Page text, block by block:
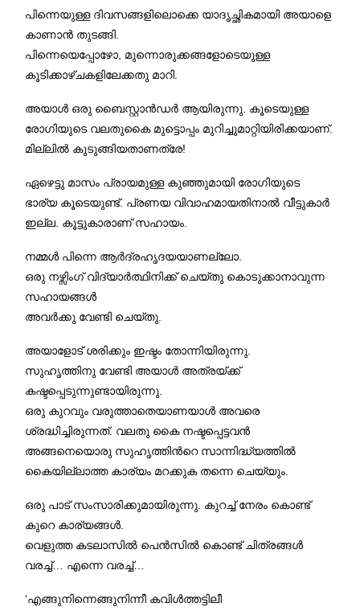
പിന്നെയുള്ള ദിവസങ്ങളിലൊക്കെ യാദൃച്ഛികമായി അയാളെ
കാണാൻ തുടങ്ങി.
പിന്നെയെപ്പോഴോ, മുന്നൊരുക്കങ്ങളോടെയുള്ള
കൂടിക്കാഴ്ചകളിലേക്കതു മാറി.
അയാൾ ഒരു ബൈസ്റ്റാൻഡർ ആയിരുന്നു. കൂടെയുള്ള
രോഗിയുടെ വലതുകൈ മുട്ടൊപ്പം മുറിച്ചുമാറ്റിയിരിക്കയാണ്.
മില്ലിൽ കുടുങ്ങിയതാണത്രേ!
ഏഴെട്ടു മാസം പ്രായമുള്ള കുഞ്ഞുമായി രോഗിയുടെ
ഭാര്യ കൂടെയുണ്ട്. പ്രണയ വിവാഹമായതിനാൽ വീട്ടുകാർ
ഇല്ല. കൂട്ടുകാരാണ് സഹായം.
നമ്മൾ പിന്നെ ആർദ്രഹൃദയയാണല്ലോ.
ഒരു നഴ്സിംഗ് വിദ്യാർത്ഥിനിക്ക് ചെയ്തു കൊടുക്കാനാവുന്ന
സഹായങ്ങൾ
അവർക്കു വേണ്ടി ചെയ്തു.
അയാളോട് ശരിക്കും ഇഷ്ടം തോന്നിയിരുന്നു.
സുഹൃത്തിനു വേണ്ടി അയാൾ അത്രയ്ക്ക്
കഷ്ടപ്പെടുന്നുണ്ടായിരുന്നു.
ഒരു കുറവും വരുത്താതെയാണയാൾ അവരെ
ശ്രദ്ധിച്ചിരുന്നത്. വലതു കൈ നഷ്ടപ്പെട്ടവൻ
അങ്ങനെയൊരു സുഹൃത്തിന്‍റെ സാന്നിദ്ധ്യത്തിൽ
കൈയില്ലാത്ത കാര്യം മറക്കുക തന്നെ ചെയ്യും.
ഒരു പാട് സംസാരിക്കുമായിരുന്നു. കുറച്ച് നേരം കൊണ്ട്
കുറെ കാര്യങ്ങൾ.
വെളുത്ത കടലാസിൽ പെൻസിൽ കൊണ്ട് ചിത്രങ്ങൾ
വരച്ച്… എന്നെ വരച്ച്…
‘എങ്ങുനിന്നെങ്ങുനിന്നീ കവിൾത്തട്ടിലീ